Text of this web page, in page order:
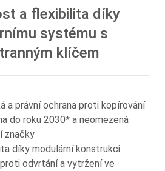
a flexibilita díky
systému s
klíčem
a právní ochrana proti kopírování
do roku 2030* a neomezená
značky
díky modulární konstrukci
odvrtání a vytržení ve